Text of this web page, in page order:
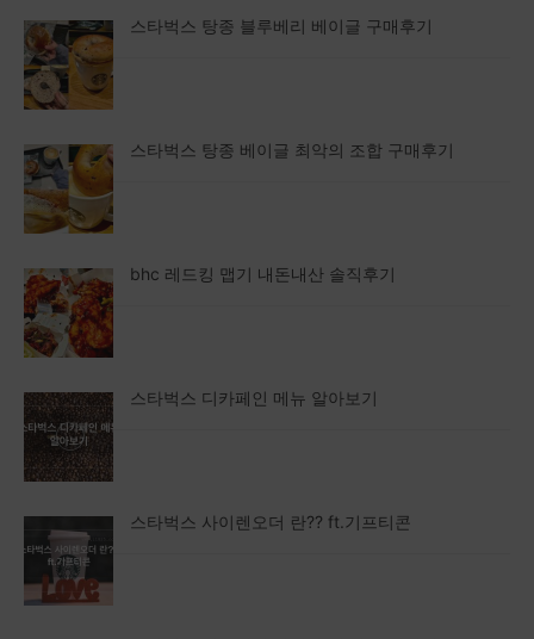
스타벅스 탕종 블루베리 베이글 구매후기
스타벅스 탕종 베이글 최악의 조합 구매후기
bhc 레드킹 맵기 내돈내산 솔직후기
스타벅스 디카페인 메뉴 알아보기
스타벅스 사이렌오더 란?? ft.기프티콘